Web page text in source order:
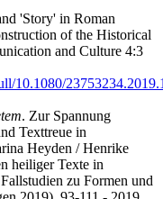
'Story' in Roman
of the Historical
and Culture 4:3
10.1080/
. Zur Spannung
Texttreue in
Heyden / Henrike
heiliger Texte in
zu Formen und